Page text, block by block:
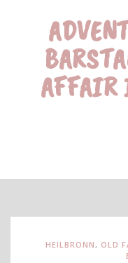
AFFAIR
HEILBRONN, OLD